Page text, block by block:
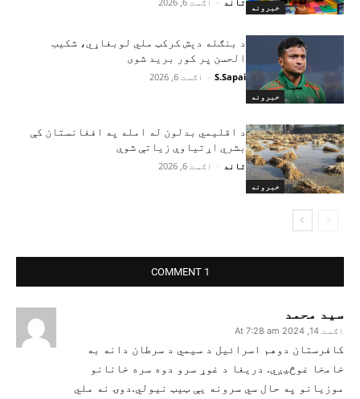
خبرونه
خبرونه
د بنګله دېش کرکټ ملي لوبغاړي، شکیب
الحسن پر کور برید شوی
S.Sapai
- اګست 6, 2026
خبرونه
د اقلیمي بدلون له امله په افغانستان کې
بشري اړتیاوې زیاتې شوې
تاند - اګست 6, 2026
1 COMMENT
سید محمد
اګست 14, 2024 At 7:28 am
کافرستان دوهم اسرائیل د سیمي د سرطان دانه به
خامخا غوڅیږي. دریغا د غوړ سرو دوه سره خانانو
موزیانو په حال سي سرونه یې ټیټ نیولي.دوۍ نه ملي